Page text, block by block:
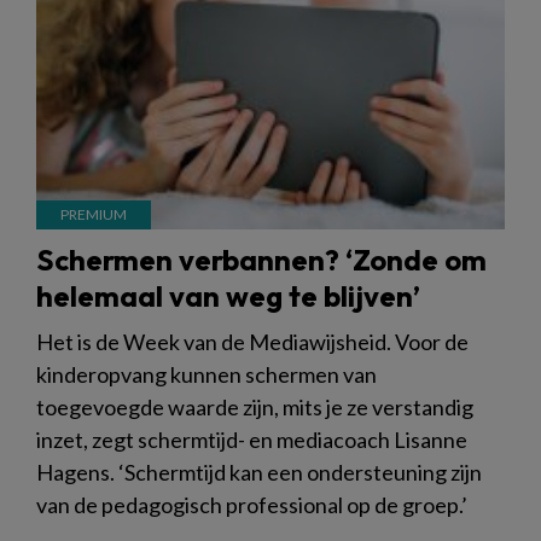
Schermen verbannen? ‘Zonde om
helemaal van weg te blijven’
Het is de Week van de Mediawijsheid. Voor de
kinderopvang kunnen schermen van
toegevoegde waarde zijn, mits je ze verstandig
inzet, zegt schermtijd- en mediacoach Lisanne
Hagens. ‘Schermtijd kan een ondersteuning zijn
van de pedagogisch professional op de groep.’